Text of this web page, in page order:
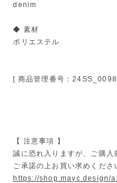
denim
◆ 素材
ポリエステル
[ 商品管理番号：
【 注意事項 】
誠に恐れ入りますが、ご購入
ご承諾の上お買い求めくださ
https://shop.mayc.design/